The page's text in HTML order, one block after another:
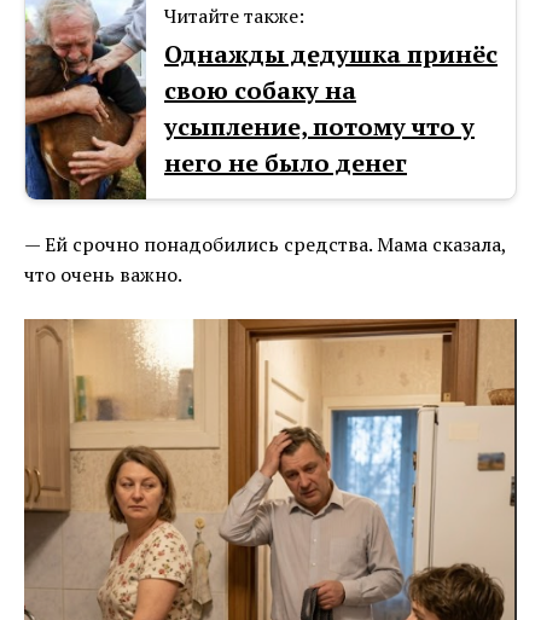
Читайте также:
Однажды дедушка принёс
свою собаку на
усыпление, потому что у
него не было денег
— Ей срочно понадобились средства. Мама сказала,
что очень важно.